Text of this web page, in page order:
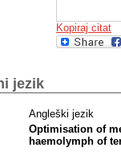
Kopiraj citat
jezik
Angleški jezik
Optimisation of
haemolymph of